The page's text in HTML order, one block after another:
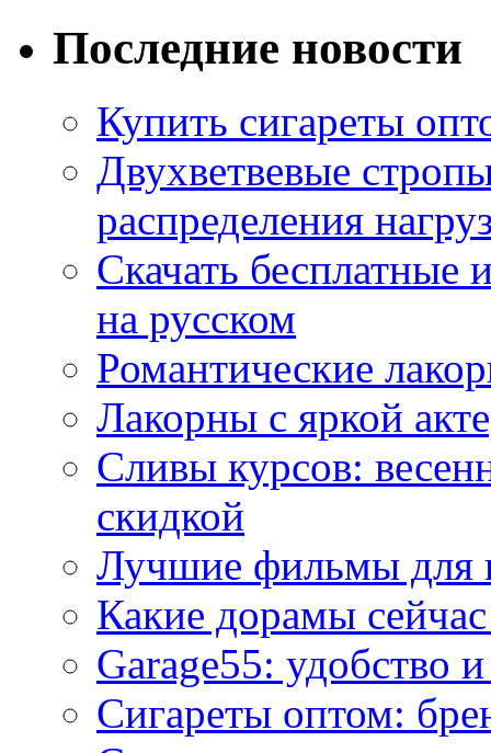
Последние новости
Купить сигареты
Двухветвевые
распределения
Скачать
на русском
Романтические
Лакорны с яркой
Сливы курсов:
скидкой
Лучшие фильмы для
Какие дорамы
Garage55: удобство
Сигареты оптом: